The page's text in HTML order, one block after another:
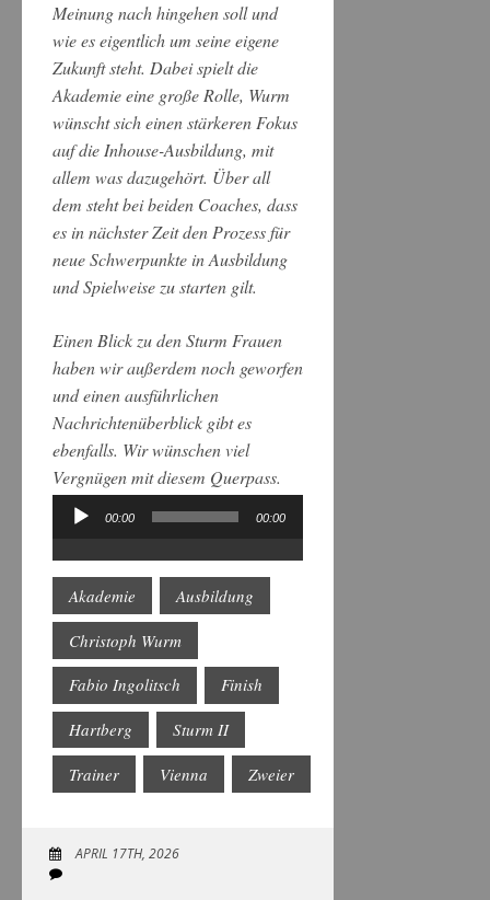
Meinung nach hingehen soll und
wie es eigentlich um seine eigene
Zukunft steht. Dabei spielt die
Akademie eine große Rolle, Wurm
wünscht sich einen stärkeren Fokus
auf die Inhouse-Ausbildung, mit
allem was dazugehört. Über all
dem steht bei beiden Coaches, dass
es in nächster Zeit den Prozess für
neue Schwerpunkte in Ausbildung
und Spielweise zu starten gilt.
Einen Blick zu den Sturm Frauen
haben wir außerdem noch geworfen
und einen ausführlichen
Nachrichtenüberblick gibt es
ebenfalls. Wir wünschen viel
Vergnügen mit diesem Querpass.
Audio-
00:00 00:00
Akademie Ausbildung
Christoph Wurm
Fabio Ingolitsch Finish
Hartberg Sturm II
Trainer Vienna Zweier
APRIL 17TH, 2026